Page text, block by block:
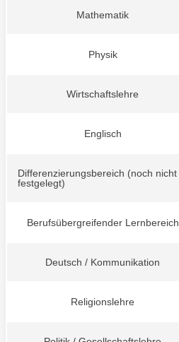
Mathematik
Physik
Wirtschaftslehre
Englisch
Differenzierungsbereich (noch nicht
festgelegt)
Berufsübergreifender Lernbereich
Deutsch / Kommunikation
Religionslehre